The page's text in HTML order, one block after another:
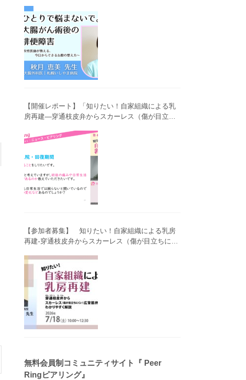
え方～」（第41回笑顔塾）
【開催レポート】「知りたい！自家組織による乳
房再建―穿通枝皮弁からスカーレス（傷が目立ち
40回笑顔塾）
【参加者募集】 知りたい！自家組織による乳房
再建-穿通枝皮弁からスカーレス（傷が目立ちにく
塾）
無料会員制コミュニティサイト『 Peer
Ringピアリング』